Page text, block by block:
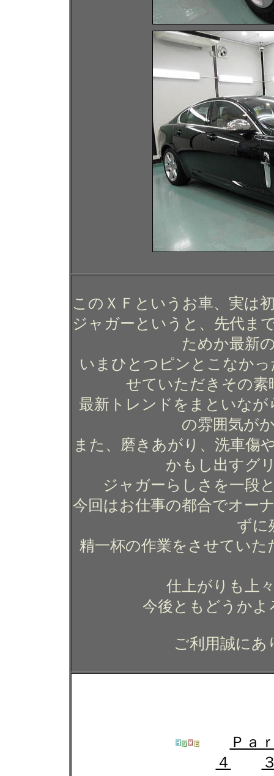
このＸＦというお車、実は
ジャガーというと、先代ま
ためか最新
いまひとつピンとこなか
せていただきその
最新トレンドをまといな
の雰囲気が
また、磨きあがり、洗車傷
かもし出すグ
ジャガーらしさを一段
今回はお仕事の都合でオー
ずに
精一杯の作業をさせてい
仕上がりも上
今後ともどうか
ご利用誠に
Ｐａ
４